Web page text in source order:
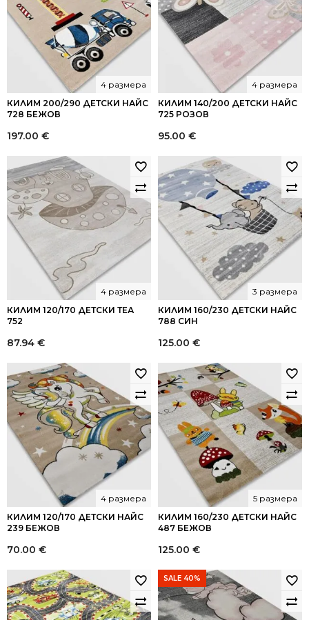
КИЛИМ 200/290 ДЕТСКИ НАЙС
728 БЕЖОВ
4 размера
197.00 €
КИЛИМ 140/200 ДЕТСКИ НАЙС
725 РОЗОВ
4 размера
95.00 €
КИЛИМ 120/170 ДЕТСКИ ТЕА
752
4 размера
87.94 €
КИЛИМ 160/230 ДЕТСКИ НАЙС
788 СИН
3 размера
125.00 €
КИЛИМ 120/170 ДЕТСКИ НАЙС
239 БЕЖОВ
4 размера
70.00 €
КИЛИМ 160/230 ДЕТСКИ НАЙС
487 БЕЖОВ
5 размера
125.00 €
SALE 40%